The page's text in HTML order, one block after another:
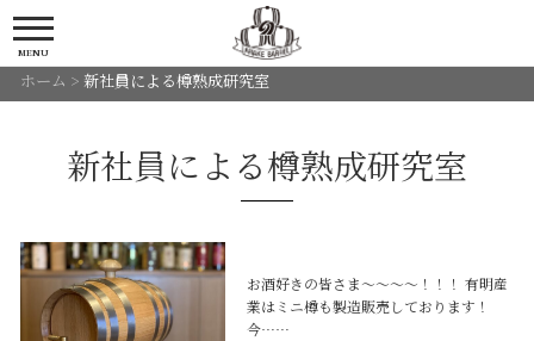
MENU
ホーム > 新社員による樽熟成研究室
新社員による樽熟成研究室
お酒好きの皆さま～～～～！！！ 有明産
業はミニ樽も製造販売しております！
今……